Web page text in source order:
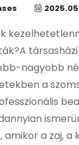
nagyobb
a
amikor a zaj, a